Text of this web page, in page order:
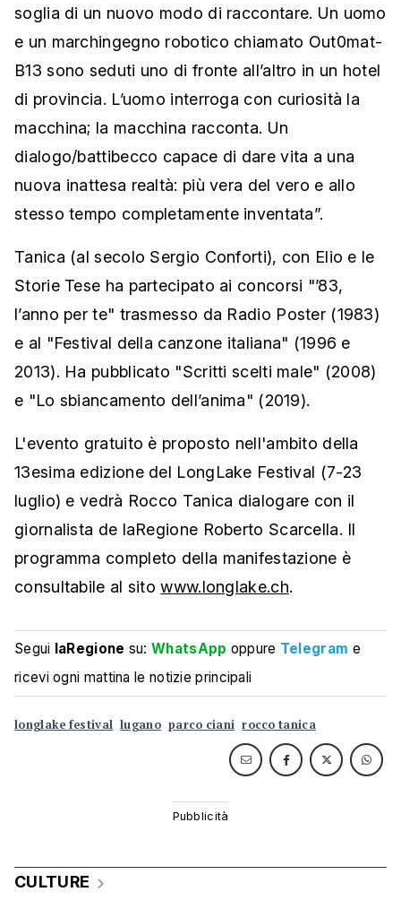
soglia di un nuovo modo di raccontare. Un uomo
e un marchingegno robotico chiamato Out0mat-
B13 sono seduti uno di fronte all’altro in un hotel
di provincia. L’uomo interroga con curiosità la
macchina; la macchina racconta. Un
dialogo/battibecco capace di dare vita a una
nuova inattesa realtà: più vera del vero e allo
stesso tempo completamente inventata”.
Tanica (al secolo Sergio Conforti), con Elio e le
Storie Tese ha partecipato ai concorsi "’83,
l’anno per te" trasmesso da Radio Poster (1983)
e al "Festival della canzone italiana" (1996 e
2013). Ha pubblicato "Scritti scelti male" (2008)
e "Lo sbiancamento dell’anima" (2019).
L'evento gratuito è proposto nell'ambito della
13esima edizione del LongLake Festival (7-23
luglio) e vedrà Rocco Tanica dialogare con il
giornalista de laRegione Roberto Scarcella. Il
programma completo della manifestazione è
consultabile al sitowww.longlake.ch.
Segui laRegione su:WhatsApp oppure Telegram e
ricevi ogni mattina le notizie principali
longlake festival lugano parco ciani rocco tanica
CULTURE